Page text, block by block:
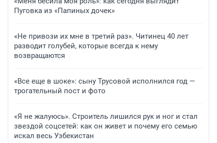
Пуговка из «Папиных дочек»
«Не привози их мне в третий раз». Читинец 40 лет
разводит голубей, которые всегда к нему
возвращаются
«Все еще в шоке»: сыну Трусовой исполнился год —
трогательный пост и фото
«Я не жалуюсь». Строитель лишился рук и ног и стал
звездой соцсетей: как он живет и почему его семью
искал весь Узбекистан